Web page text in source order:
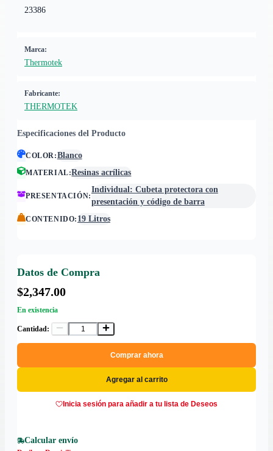
23386
Marca:
Thermotek
Fabricante:
THERMOTEK
Especificaciones del Producto
COLOR:Blanco
MATERIAL:Resinas acrílicas
PRESENTACIÓN:
Individual: Cubeta protectora con
presentación y código de barra
CONTENIDO: 19 Litros
Datos de Compra
$2,347.00
En existencia
Cantidad:
Comprar ahora
Agregar al carrito
Inicia sesión para añadir a tu lista de Deseos
Calcular envío